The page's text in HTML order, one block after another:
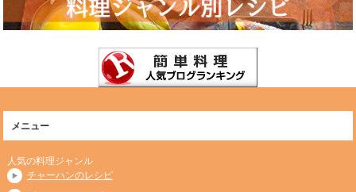
メニュー
人気の料理ジャンル
チャーハンのレシピ